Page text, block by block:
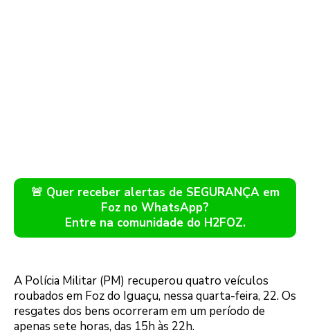
🚨 Quer receber alertas de SEGURANÇA em
Foz no WhatsApp?
Entre na comunidade do H2FOZ.
A Polícia Militar (PM) recuperou quatro veículos
roubados em Foz do Iguaçu, nessa quarta-feira, 22. Os
resgates dos bens ocorreram em um período de
apenas sete horas, das 15h às 22h.